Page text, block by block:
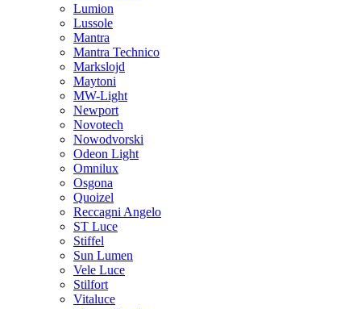
Lumion
Lussole
Mantra
Mantra Technico
Markslojd
Maytoni
MW-Light
Newport
Novotech
Nowodvorski
Odeon Light
Omnilux
Osgona
Quoizel
Reccagni Angelo
ST Luce
Stiffel
Sun Lumen
Vele Luce
Stilfort
Vitaluce